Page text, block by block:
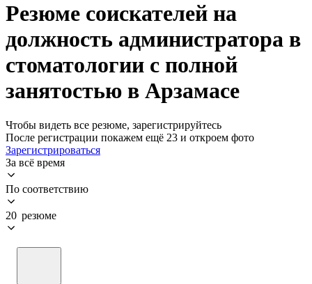
Резюме соискателей на
должность администратора в
стоматологии с полной
занятостью в Арзамасе
Чтобы видеть все резюме, зарегистрируйтесь
После регистрации покажем ещё 23 и откроем фото
Зарегистрироваться
За всё время
По соответствию
20 резюме